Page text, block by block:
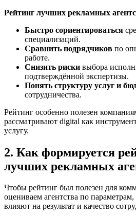
Рейтинг лучших рекламных
Быстро сориентироваться
специализаций.
Сравнить подрядчиков по
работе.
Снизить риски выбора
подтверждённой экспертизы.
Понять структуру услуг и
сотрудничества.
Рейтинг особенно полезен
рассматривают digital как
услугу.
2. Как формируется
лучших рекламных
Чтобы рейтинг был полезен для
оцениваем агентства по
влияют на результат и качество